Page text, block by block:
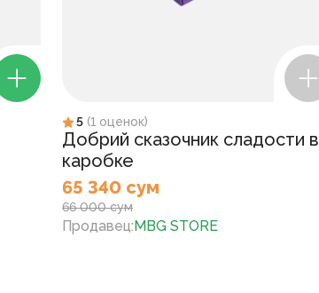
5 (1 оценок)
Добрий сказочник сладости в
каробке
65 340 сум
66 000 сум
Продавец:MBG STORE